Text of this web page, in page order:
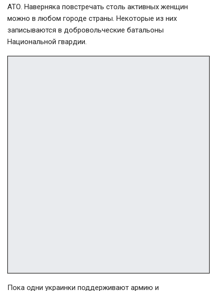
АТО. Наверняка повстречать столь активных женщин
можно в любом городе страны. Некоторые из них
записываются в добровольческие батальоны
Национальной гвардии.
Пока одни украинки поддерживают армию и